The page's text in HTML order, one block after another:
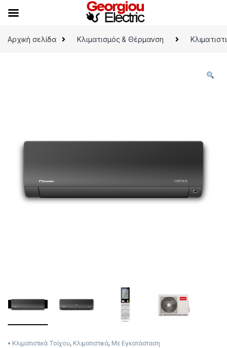
Αρχική σελίδα
Κλιματισμός & Θέρμανση
• Κλιματιστικά Τοίχου, Κλιματιστικά, Με Εγκατάσταση